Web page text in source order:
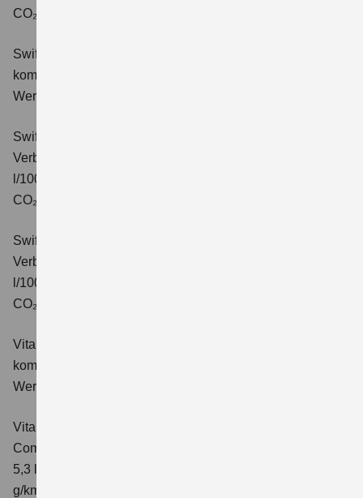
CO₂-Klasse: C.
Swift 1.2 DUALJET HYBRID Comfort+
kombinierter Energieverbrauch 4,4 l/100km; kombinierter
Wert der CO₂-Emission: 99 g/km; CO₂-Klasse: C.
Swift 1.2 DUALJET HYBRID CVT Comfort+
Verbrauchswerte: kombinierter Energieverbrauch 4,7
l/100km; kombinierter Wert der CO₂-Emission: 106 g/km;
CO₂-Klasse: C.
Swift 1.2 DUALJET HYBRID ALLGRIP Comfort+
Verbrauchswerte: kombinierter Energieverbrauch 4,9
l/100km; kombinierter Wert der CO₂-Emission: 110 g/km;
CO₂-Klasse: C.
Vitara 1.4 BOOSTERJET HYBRID Club
kombinierter Energieverbrauch 5,3 l/100km; kombinierter
Wert der CO₂-Emission: 119 g/km; CO₂-Klasse: D
Vitara 1.4 BOOSTERJET HYBRID
Comfort
5,3 l/100km; kombinierter Wert der CO₂-Emission: 119
g/km; CO₂-Klasse: D